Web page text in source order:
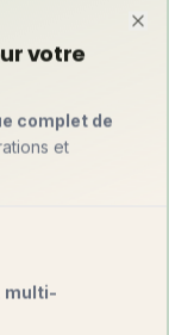
?
pour choisir
000 – 1 800 €
votre
complet de
et
multi-